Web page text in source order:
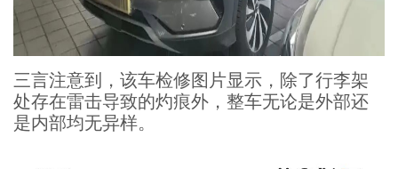
三言注意到，该车检修图片显示，除了行李架
处存在雷击导致的灼痕外，整车无论是外部还
是内部均无异样。